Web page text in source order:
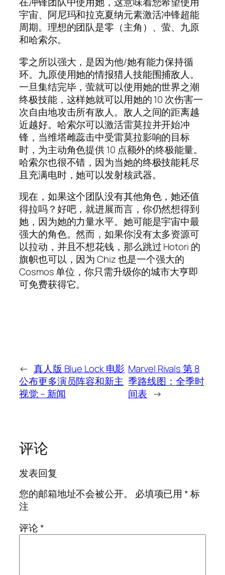
宇宙、阿尼玛和拉克夏纳元素激活冲锋超能
周期。理想的团队是零（主角）、萤、九原
和哈索尔。
零之所以强大，是因为他/她有能力保持循
环。九原使用她的情报猎人技能围捕敌人。
一旦集结完毕，萤就可以使用她的世界之潮
终极技能，这样她就可以用她的 10 次伤害一
次自由地攻击所有敌人。敌人之间的距离越
近越好。哈索尔可以激活雷莫拉并开始冲
锋，当维塔雌蕊击中受雷莫拉影响的目标
时，为主动角色提供 10 点额外的终极能量。
哈索尔也很不错，因为当她的终极技能耗尽
且充满电时，她可以发射核武器。
现在，如果这个团队没有其他角色，她还值
得拉吗？好吧，就进展而言，你仍然想得到
她，因为她的力量水平。她可能是宇宙中最
强大的角色。然而，如果你没有太多资源可
以拉动，并且不想花钱，那么跳过 Hotori 的
旗帜也可以，因为 Chiz 也是一个强大的
Cosmos 单位，你只需升级你的城市大亨即
可免费获得它。
← 真人版 Blue Lock 电影
公布更多演员阵容和新主
视觉 – 新闻
Marvel Rivals 第 8
季路线图：全季时
间表 →
评论
发表回复
您的邮箱地址不会被公开。
必填项已用*标
注
评论*